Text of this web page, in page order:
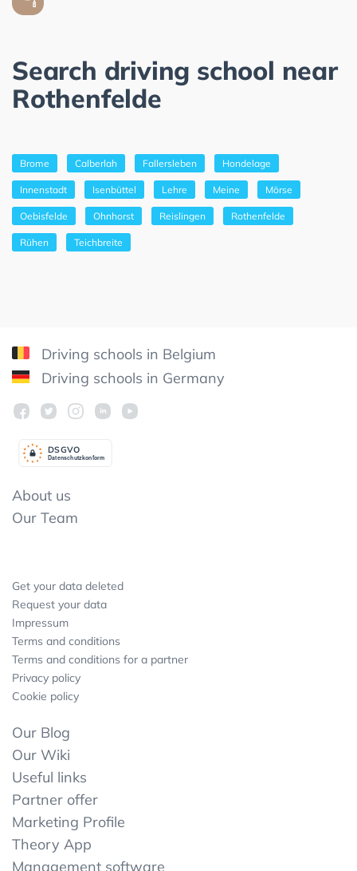
Search driving school near
Rothenfelde
Brome Calberlah Fallersleben Hondelage
Innenstadt Isenbüttel Lehre Meine Mörse
Oebisfelde Ohnhorst Reislingen Rothenfelde
Rühen Teichbreite
Driving schools in Belgium
Driving schools in Germany
Datenschutzkonform
DSGVO
About us
Our Team
Get your data deleted
Request your data
Impressum
Terms and conditions
Terms and conditions for a partner
Privacy policy
Cookie policy
Our Blog
Our Wiki
Useful links
Partner offer
Marketing Profile
Theory App
Management software